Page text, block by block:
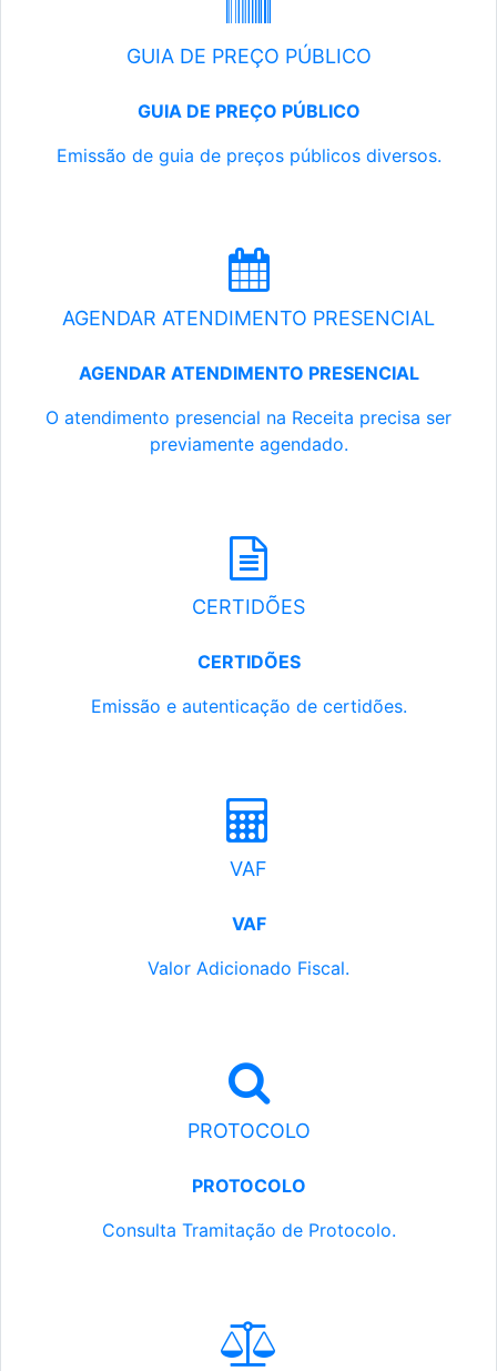
GUIA DE PREÇO PÚBLICO
GUIA DE PREÇO PÚBLICO
Emissão de guia de preços públicos diversos.
AGENDAR ATENDIMENTO PRESENCIAL
AGENDAR ATENDIMENTO PRESENCIAL
O atendimento presencial na Receita precisa ser
previamente agendado.
CERTIDÕES
CERTIDÕES
Emissão e autenticação de certidões.
VAF
VAF
Valor Adicionado Fiscal.
PROTOCOLO
PROTOCOLO
Consulta Tramitação de Protocolo.